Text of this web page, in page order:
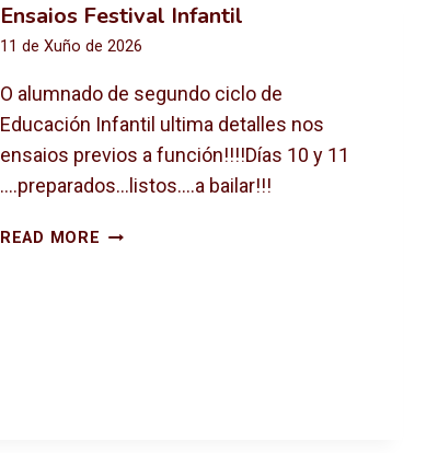
Ensaios Festival Infantil
11 de Xuño de 2026
O alumnado de segundo ciclo de
Educación Infantil ultima detalles nos
ensaios previos a función!!!!Días 10 y 11
….preparados…listos….a bailar!!!
READ MORE E